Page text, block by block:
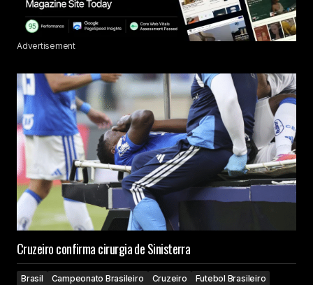
Advertisement
Cruzeiro confirma cirurgia de Sinisterra
Brasil Campeonato Brasileiro Cruzeiro
Futebol Brasileiro